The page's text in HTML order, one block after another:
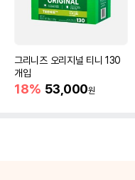
그리니즈 오리지널 티니 130
개입
18% 53,000원